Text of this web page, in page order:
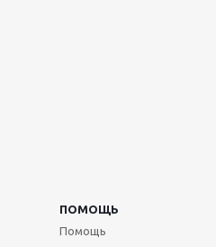
ПОМОЩЬ
Помощь